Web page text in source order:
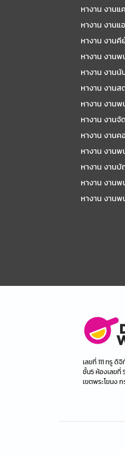
หางาน งานแ
หางาน งานแ
หางาน งาน
หางาน งาน
หางาน งาน
หางาน งานส
หางาน งาน
หางาน งาน
หางาน งานค
หางาน งาน
หางาน งาน
หางาน งาน
หางาน งาน
เลขที่ 111 ทรู
ชั้น5 ห้องเลขที่
เขตพระโขนง